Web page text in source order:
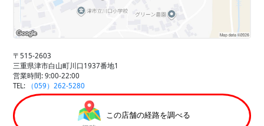
〒515-2603
三重県津市白山町川口1937番地1
営業時間: 9:00-22:00
TEL:
（059）262-5280
この店舗の経路を調べる